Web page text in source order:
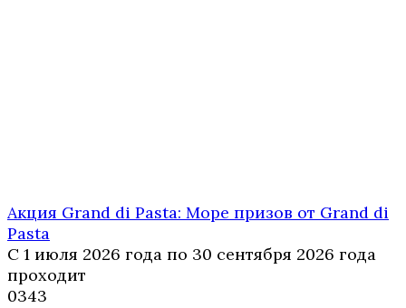
Акция Grand di Pasta: Море призов от Grand di
Pasta
С 1 июля 2026 года по 30 сентября 2026 года
проходит
0343